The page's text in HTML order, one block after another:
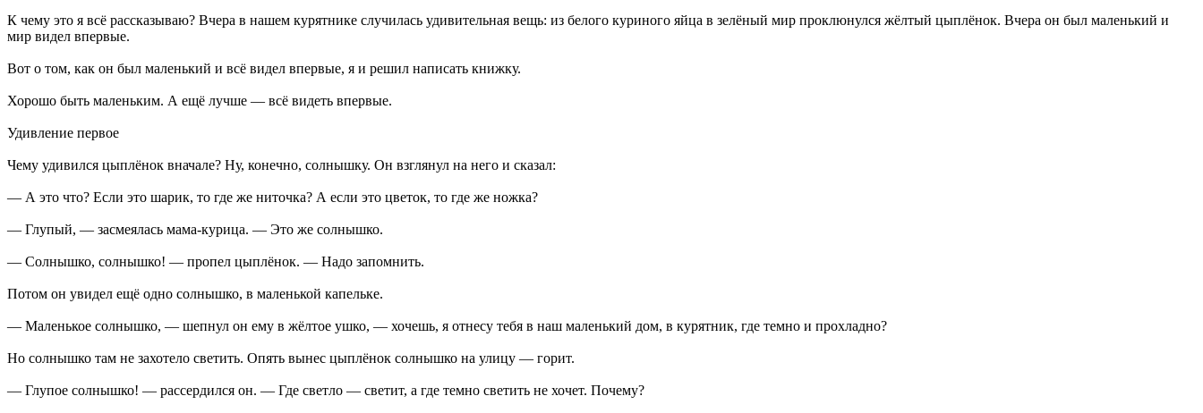
К чему это я всё рассказываю? Вчера в нашем курятнике случилась удивительная вещь: из белого куриного яйца в зелёный мир проклюнулся жёлтый цыплёнок. Вчера он был маленький и
мир видел впервые.
Вот о том, как он был маленький и всё видел впервые, я и решил написать книжку.
Хорошо быть маленьким. А ещё лучше — всё видеть впервые.
Удивление первое
Чему удивился цыплёнок вначале? Ну, конечно, солнышку. Он взглянул на него и сказал:
— А это что? Если это шарик, то где же ниточка? А если это цветок, то где же ножка?
— Глупый, — засмеялась мама-курица. — Это же солнышко.
— Солнышко, солнышко! — пропел цыплёнок. — Надо запомнить.
Потом он увидел ещё одно солнышко, в маленькой капельке.
— Маленькое солнышко, — шепнул он ему в жёлтое ушко, — хочешь, я отнесу тебя в наш маленький дом, в курятник, где темно и прохладно?
Но солнышко там не захотело светить. Опять вынес цыплёнок солнышко на улицу — горит.
— Глупое солнышко! — рассердился он. — Где светло — светит, а где темно светить не хочет. Почему?